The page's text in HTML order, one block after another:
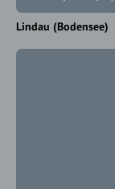
Lindau (Bodensee)